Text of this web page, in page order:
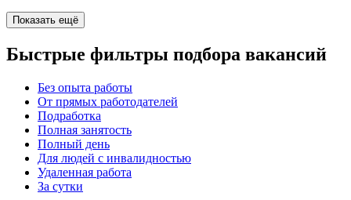
Показать ещё
Быстрые фильтры подбора вакансий
Без опыта работы
От прямых работодателей
Подработка
Полная занятость
Полный день
Для людей с инвалидностью
Удаленная работа
За сутки